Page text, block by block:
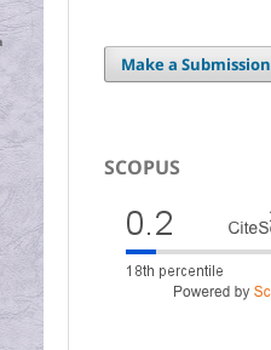
Make a Submission
SCOPUS